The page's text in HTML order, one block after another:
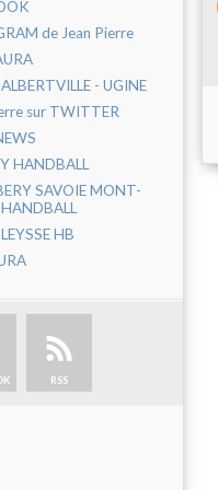
de Jean Pierre
- UGINE
sur TWITTER
HANDBALL
SAVOIE MONT-
HB
RSS